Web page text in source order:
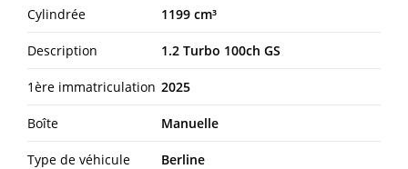
Cylindrée 1199 cm³
Description 1.2 Turbo 100ch GS
1ère immatriculation 2025
Boîte Manuelle
Type de véhicule Berline